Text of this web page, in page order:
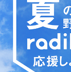
よね」と、その思
笑福亭鶴瓶、西川美和、上柳
鶴瓶が「知らんい
て。えらいことや